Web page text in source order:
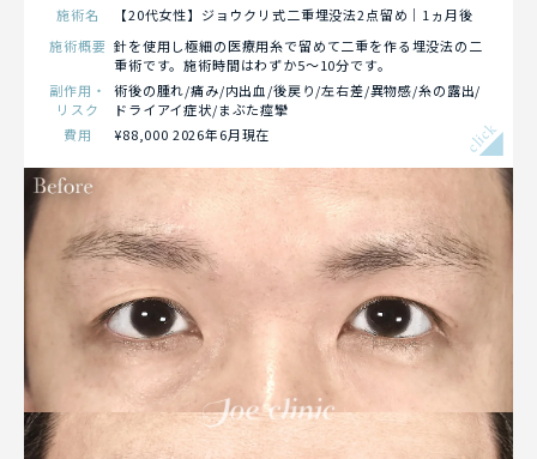
施術名
【20代女性】ジョウクリ式二重埋没法2点留め｜1ヵ月後
施術概要 針を使用し極細の医療用糸で留めて二重を作る埋没法の二
重術です。施術時間はわずか5～10分です。
副作用・
リスク
術後の腫れ/痛み/内出血/後戻り/左右差/異物感/糸の露出/
ドライアイ症状/まぶた痙攣
費用
¥88,000 2026年6月現在 click